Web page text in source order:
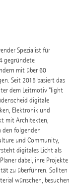
Spezialist für
gegründete
mit über 60
Seit 2015 basiert das
dem Leitmotiv "light
digitale
Elektronik und
mit Architekten,
den folgenden
und Community,
digitales Licht als
dabei, ihre Projekte
zu überführen. Sollten
wünschen, besuchen